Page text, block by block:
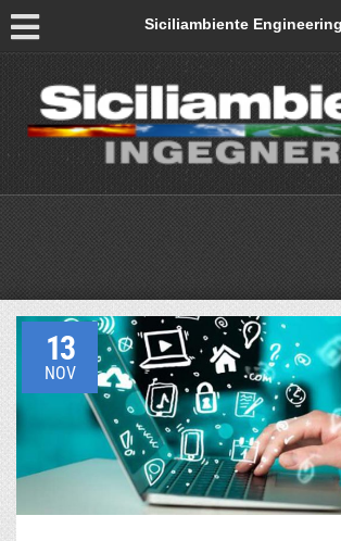
Siciliambiente Engineering
13
NOV